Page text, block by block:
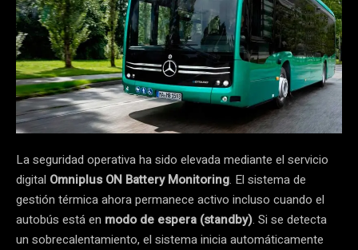
La seguridad operativa ha sido elevada mediante el servicio
digital Omniplus ON Battery Monitoring. El sistema de
gestión térmica ahora permanece activo incluso cuando el
autobús está en modo de espera (standby). Si se detecta
un sobrecalentamiento, el sistema inicia automáticamente